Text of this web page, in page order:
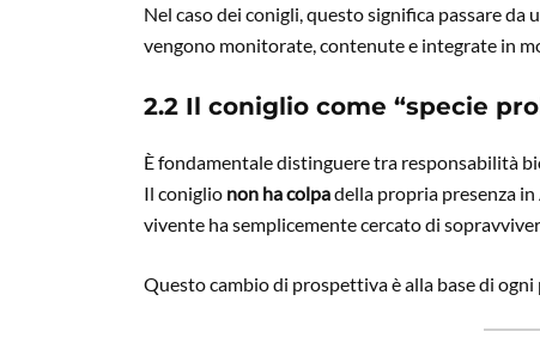
Nel caso dei conigli, questo significa passare da
vengono monitorate, contenute e integrate in
2.2 Il coniglio come “specie
È fondamentale distinguere tra responsabilità
Il coniglio non ha colpadella propria presenza
vivente ha semplicemente cercato di
Questo cambio di prospettiva è alla base di